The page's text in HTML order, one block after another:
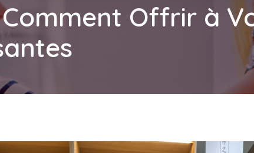
Offrir à